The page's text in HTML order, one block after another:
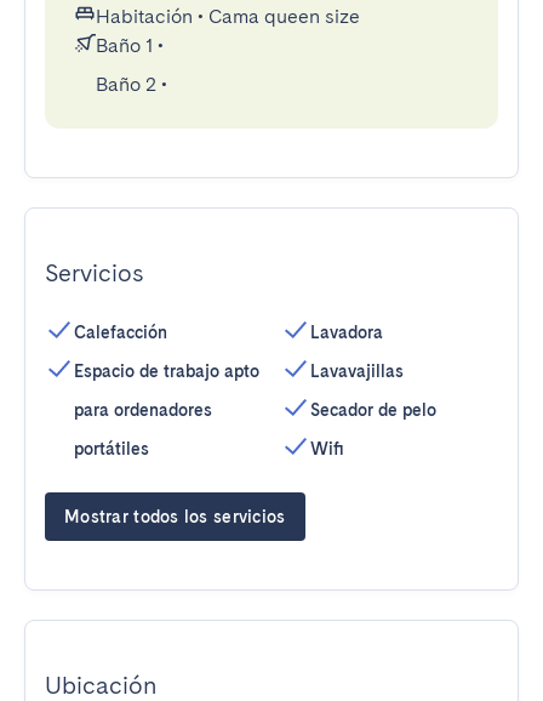
Habitación • Cama queen size
Baño 1 •
Baño 2 •
Servicios
Calefacción
Espacio de trabajo apto
para ordenadores
portátiles
Lavadora
Lavavajillas
Secador de pelo
Wifi
Mostrar todos los servicios
Ubicación